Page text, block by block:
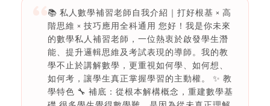
📚 私人數學補習老師自我介紹｜打好根基 × 高
階思維 × 技巧應用全科通用 您好！我是你未來
的數學私人補習老師，一位熱衷於啟發學生潛
能、提升邏輯思維及考試表現的導師。我的教
學不止於講解數學，更重視如何學、如何想、
如何考，讓學生真正掌握學習的主動權。 ✨ 教
學特色 🔧 補底：從根本解構概念，重建數學基